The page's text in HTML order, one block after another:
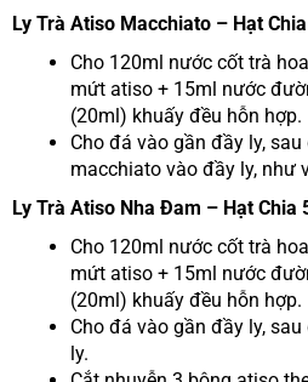
Ly Trà Atiso Macchiato – Hạt
Cho 120ml nước cốt trà
mứt atiso + 15ml nước
(20ml) khuấy đều hỗn hợp.
Cho đá vào gần đầy ly,
macchiato vào đầy ly, như
Ly Trà Atiso Nha Đam – Hạt Chia
Cho 120ml nước cốt trà
mứt atiso + 15ml nước
(20ml) khuấy đều hỗn hợp.
Cho đá vào gần đầy ly,
ly.